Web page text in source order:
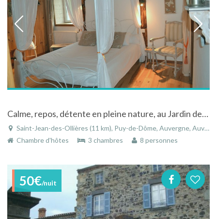
Calme, repos, détente en pleine nature, au Jardin des Pierres Brunes
Saint-Jean-des-Ollières (11 km), Puy-de-Dôme, Auvergne, Auvergne-Rhône-Alpes, France
Chambre d'hôtes
3 chambres 8 personnes
50€/nuit